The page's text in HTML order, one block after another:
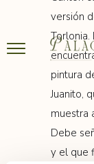
versión
Torlonia.
pintura
Juanito,
muestra
Debe
y el que